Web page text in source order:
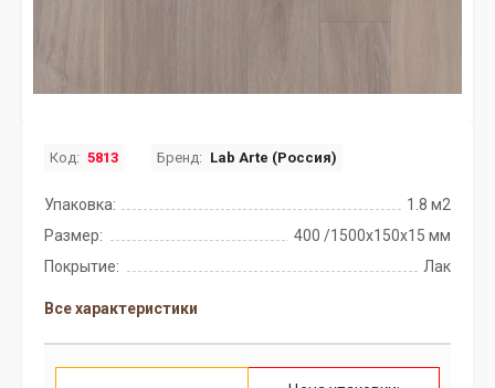
Код: 5813 Бренд: Lab Arte (Россия)
Упаковка:
1.8 м2
Размер:
400 /1500х150х15 мм
Покрытие:
Лак
Все характеристики